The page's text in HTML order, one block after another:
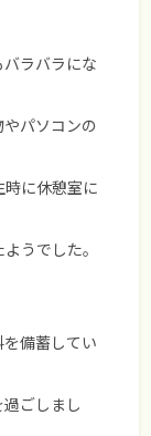
ラバラにな
パソコンの
に休憩室に
うでした。
備蓄してい
ごしまし